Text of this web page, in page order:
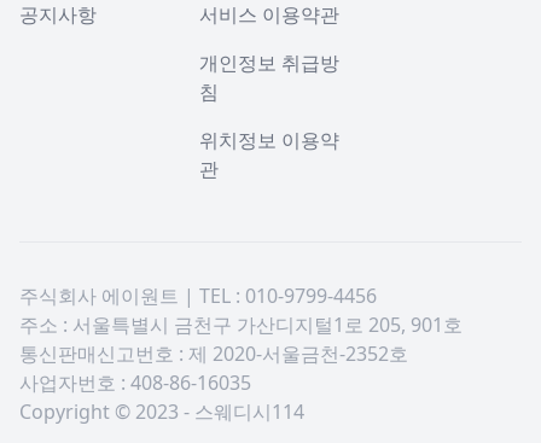
공지사항
서비스 이용약관
개인정보 취급방
침
위치정보 이용약
관
주식회사 에이원트 | TEL : 010-9799-4456
주소 : 서울특별시 금천구 가산디지털1로 205, 901호
통신판매신고번호 : 제 2020-서울금천-2352호
사업자번호 : 408-86-16035
Copyright © 2023 - 스웨디시114